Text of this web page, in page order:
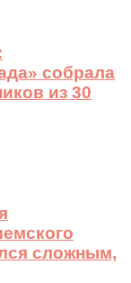
собрала
из 30
сложным,